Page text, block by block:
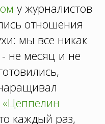
у журналистов
отношения
мы все никак
не месяц и не
«Цеппелин
каждый раз,